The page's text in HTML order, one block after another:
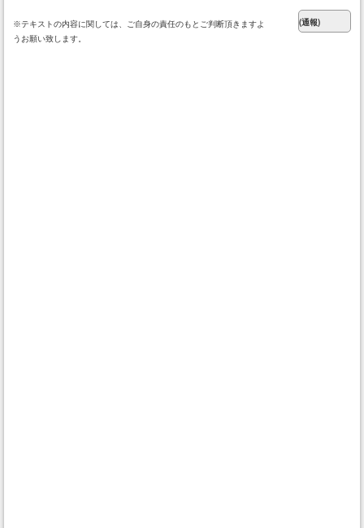
※テキストの内容に関しては、ご自身の責任のもとご判断頂きますよ
うお願い致します。